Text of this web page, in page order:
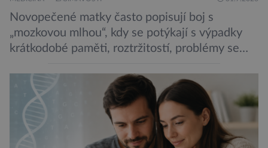
Novopečené matky často popisují boj s
„mozkovou mlhou“, kdy se potýkají s výpadky
krátkodobé paměti, roztržitostí, problémy se
obtíže byly dlouhou dobu připisovány
nedostatku spánku a stresu při péči o
novorozence. Nyní se však ukazuje, že za tím
stojí změny v mozku vyvolané těhotenstvím!
Poporodní mozková mlha, v angličtině […]